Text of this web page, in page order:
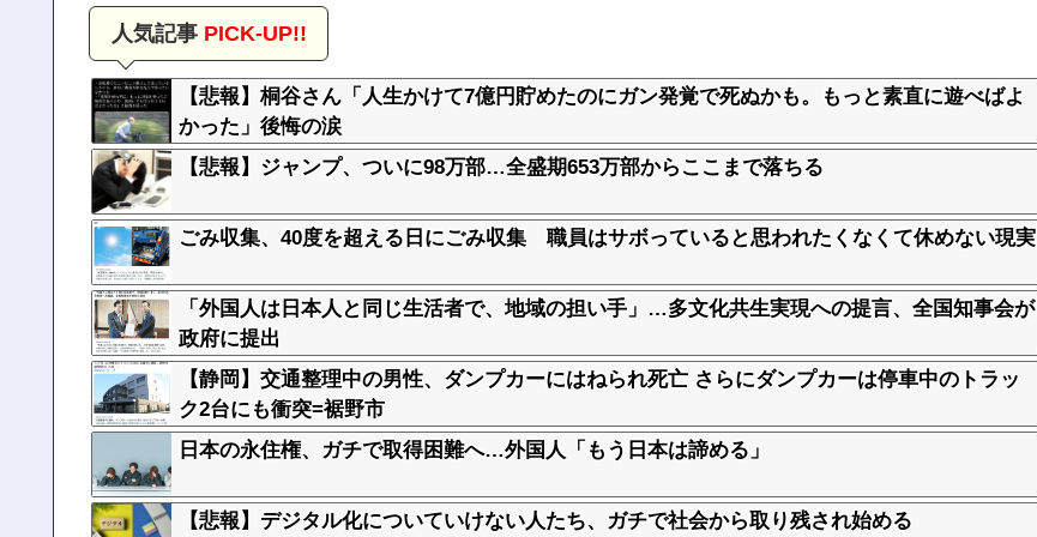
人気記事PICK-UP!!
【悲報】桐谷さん「人生かけて7億円貯めたのにガン発覚で死ぬかも。もっと素直に遊べばよ
かった」後悔の涙
【悲報】ジャンプ、ついに98万部…全盛期653万部からここまで落ちる
ごみ収集、40度を超える日にごみ収集 職員はサボっていると思われたくなくて休めない現実
「外国人は日本人と同じ生活者で、地域の担い手」…多文化共生実現への提言、全国知事会が
政府に提出
【静岡】交通整理中の男性、ダンプカーにはねられ死亡 さらにダンプカーは停車中のトラッ
ク2台にも衝突=裾野市
日本の永住権、ガチで取得困難へ…外国人「もう日本は諦める」
【悲報】デジタル化についていけない人たち、ガチで社会から取り残され始める